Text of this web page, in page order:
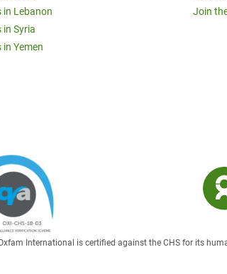
in Lebanon
in Syria
in Yemen
Join
International is certified against the CHS for its